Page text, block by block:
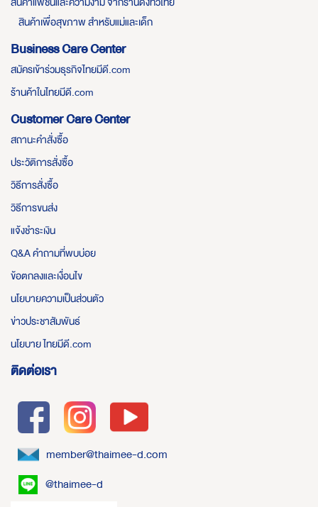
สินค้าเพื่อสุขภาพ สำหรับแม่และเด็ก
Business Care Center
สมัครเข้าร่วมธุรกิจไทยมีดี.com
ร้านค้าในไทยมีดี.com
Customer Care Center
สถานะคำสั่งซื้อ
ประวัติการสั่งซื้อ
วิธีการสั่งซื้อ
วิธีการขนส่ง
แจ้งชำระเงิน
Q&A คำถามที่พบบ่อย
ข้อตกลงและเงื่อนไข
นโยบายความเป็นส่วนตัว
ข่าวประชาสัมพันธ์
นโยบาย ไทยมีดี.com
ติดต่อเรา
member@thaimee-d.com
@thaimee-d